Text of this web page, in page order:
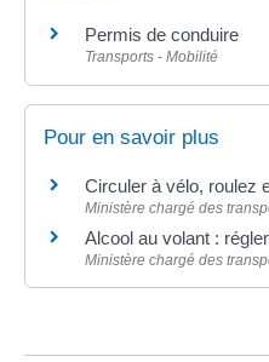
Permis de conduire
Transports - Mobilité
Pour en savoir plus
Circuler à vélo, roulez
Ministère chargé des
Alcool au volant :
Ministère chargé des